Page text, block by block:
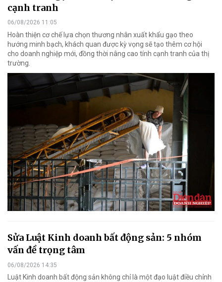
cạnh tranh
06/08/2026 11:05
Hoàn thiện cơ chế lựa chọn thương nhân xuất khẩu gạo theo
hướng minh bạch, khách quan được kỳ vọng sẽ tạo thêm cơ hội
cho doanh nghiệp mới, đồng thời nâng cao tính cạnh tranh của thị
trường.
Sửa Luật Kinh doanh bất động sản: 5 nhóm
vấn đề trọng tâm
06/08/2026 14:35
Luật Kinh doanh bất động sản không chỉ là một đạo luật điều chỉnh